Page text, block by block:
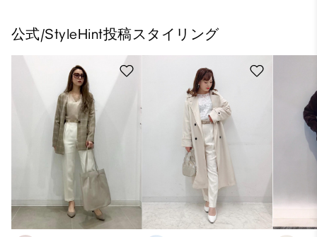
公式/StyleHint投稿スタイリング